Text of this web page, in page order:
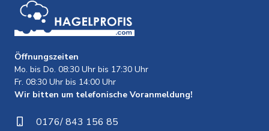
Öffnungszeiten
Mo. bis Do. 08:30 Uhr bis 17:30 Uhr
Fr. 08:30 Uhr bis 14:00 Uhr
Wir bitten um telefonische Voranmeldung!
0176/ 843 156 85